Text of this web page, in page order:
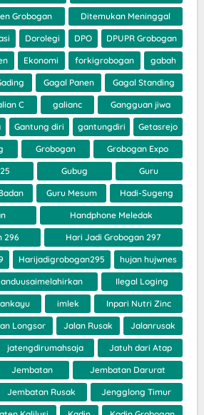
Grobogan Ditemukan Meninggal
Dorolegi DPO DPUPR Grobogan
Ekonomi forkigrobogan gabah
Gagal Panen Gagal Standing
C galianc Gangguan jiwa
Gantung diri gantungdiri Getasrejo
Grobogan Grobogan Expo
Gubug Guru
Guru Mesum Hadi-Sugeng
Handphone Meledak
296 Hari Jadi Grobogan 297
Harijadigrobogan295 hujan hujwnes
Ilegal Loging
imlek Inpari Nutri Zinc
Longsor Jalan Rusak Jalanrusak
jatengdirumahsaja Jatuh dari Atap
Jembatan Jembatan Darurat
Jembatan Rusak Jengglong Timur